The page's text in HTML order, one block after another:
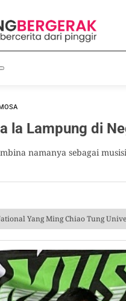
la Lampung di
namanya sebagai
Yang Ming Chiao Tung